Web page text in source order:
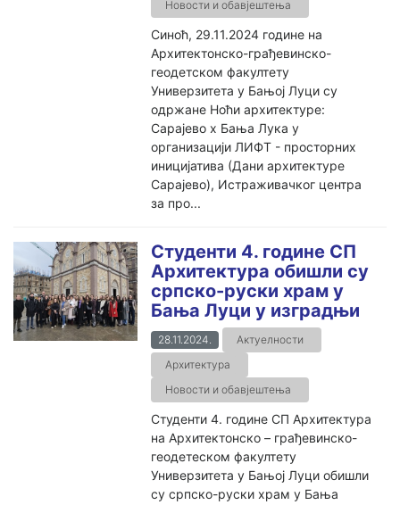
Новости и обавјештења
Синоћ, 29.11.2024 године на
Архитектонско-грађевинско-
геодетском факултету
Универзитета у Бањој Луци су
одржане Ноћи архитектуре:
Сарајево x Бања Лука у
организацији ЛИФТ - просторних
иницијатива (Дани архитектуре
Сарајево), Истраживачког центра
за про...
Студенти 4. године СП
Архитектура обишли су
српско-руски храм у
Бања Луци у изградњи
28.11.2024.
Актуелности
Архитектура
Новости и обавјештења
Студенти 4. године СП Архитектура
на Архитектонско – грађевинско-
геодетеском факултету
Универзитета у Бањoj Луци обишли
су српско-руски храм у Бања